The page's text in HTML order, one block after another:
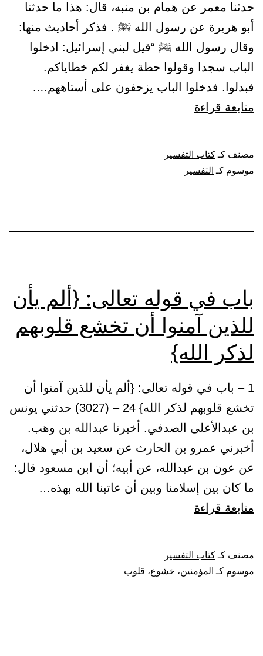
حدثنا معمر عن همام بن منبه، قال: هذا ما حدثنا
أبو هريرة عن رسول الله ﷺ . فذكر أحاديث منها:
وقال رسول الله ﷺ “قيل لبني إسرائيل: ادخلوا
الباب سجدا وقولوا حطة يغفر لكم خطاياكم.
فبدلوا. فدخلوا الباب يزحفون على أستاههم.…
متابعة قراءة
كتاب
مصنف كـكتاب التفسير
موسوم كـ التفسير
باب في قوله تعالى: {ألم يأن
للذين آمنوا أن تخشع قلوبهم
لذكر الله}
1 – باب في قوله تعالى: {ألم يأن للذين آمنوا أن
تخشع قلوبهم لذكر الله} 24 – (3027) حدثني يونس
بن عبدالأعلى الصدفي. أخبرنا عبدالله بن وهب.
أخبرني عمرو بن الحارث عن سعيد بن أبي هلال،
عن عون بن عبدالله، عن أبيه؛ أن ابن مسعود قال:
ما كان بين إسلامنا وبين أن عاتبنا الله بهذه…
متابعة قراءة
تعالى:
مصنف كـ كتاب التفسير
موسوم كـ المؤمنين، خشوع، قلوب